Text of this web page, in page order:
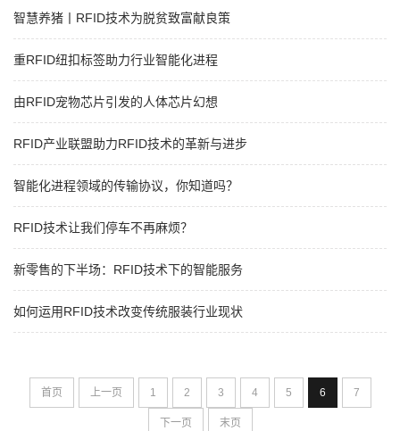
智慧养猪丨RFID技术为脱贫致富献良策
重RFID纽扣标签助力行业智能化进程
由RFID宠物芯片引发的人体芯片幻想
RFID产业联盟助力RFID技术的革新与进步
智能化进程领域的传输协议，你知道吗？
RFID技术让我们停车不再麻烦？
新零售的下半场：RFID技术下的智能服务
如何运用RFID技术改变传统服装行业现状
首页 上一页 1 2 3 4 5 6 7
下一页 末页